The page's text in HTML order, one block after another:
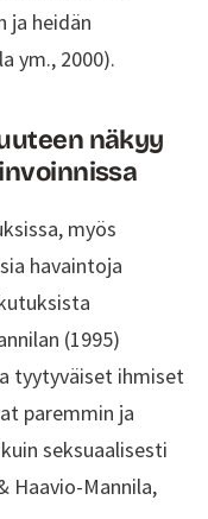
ja heidän
ym., 2000).
näkyy
myös
havaintoja
(1995)
tyytyväiset ihmiset
paremmin ja
seksuaalisesti
Mannila,